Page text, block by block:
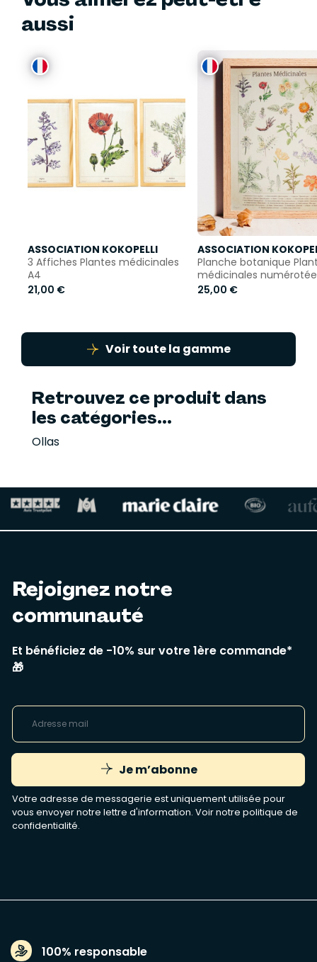
aussi
ASSOCIATION KOKOPELLI
3 Affiches Plantes médicinales
A4
21,00 €
ASSOCIATION
Planche botanique
médicinales
25,00 €
Voir toute la gamme
Retrouvez ce produit dans
les catégories...
Ollas
Rejoignez notre
communauté
Et bénéficiez de -10% sur votre 1ère commande*
🎁
Je m’abonne
Votre adresse de messagerie est uniquement utilisée pour
vous envoyer notre lettre d'information. Voir notre politique de
confidentialité.
100% responsable